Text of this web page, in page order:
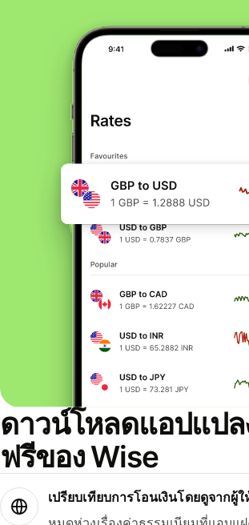
ดาวน์โหลดแอปแปล
ฟรีของ Wise
เปรียบเทียบการโอนเงินโดยดูจากผู้